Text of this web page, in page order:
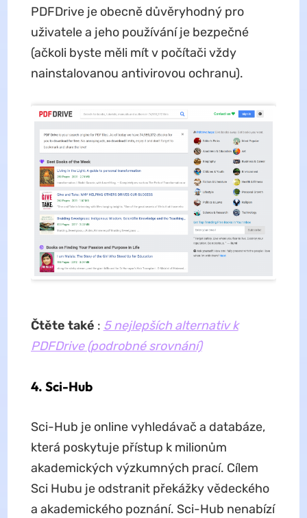
PDFDrive je obecně důvěryhodný pro
uživatele a jeho používání je bezpečné
(ačkoli byste měli mít v počítači vždy
nainstalovanou antivirovou ochranu).
Čtěte také : 5 nejlepších alternativ k
PDFDrive (podrobné srovnání)
4. Sci-Hub
Sci-Hub je online vyhledávač a databáze,
která poskytuje přístup k milionům
akademických výzkumných prací. Cílem
Sci Hubu je odstranit překážky vědeckého
a akademického poznání. Sci-Hub nenabízí